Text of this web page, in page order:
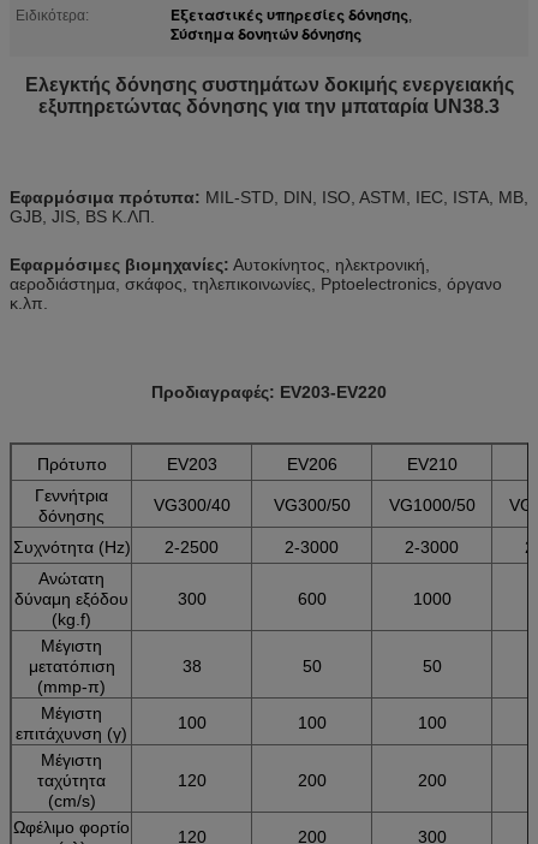
Ειδικότερα: Εξεταστικές υπηρεσίες δόνησης,
Σύστημα δονητών δόνησης
Ελεγκτής δόνησης συστημάτων δοκιμής ενεργειακής
εξυπηρετώντας δόνησης για την μπαταρία UN38.3
Εφαρμόσιμα πρότυπα: MIL-STD, DIN, ISO, ASTM, IEC, ISTA, ΜΒ,
GJB, JIS, BS Κ.ΛΠ.
Εφαρμόσιμες βιομηχανίες: Αυτοκίνητος, ηλεκτρονική,
αεροδιάστημα, σκάφος, τηλεπικοινωνίες, Pptoelectronics, όργανο
κ.λπ.
Προδιαγραφές: EV203-EV220
Πρότυπο EV203 EV206 EV210
Γεννήτρια
δόνησης
VG300/40 VG300/50 VG1000/50
Συχνότητα (Hz) 2-2500 2-3000 2-3000
Ανώτατη
δύναμη εξόδου
(kg.f)
300 600 1000
Μέγιστη
μετατόπιση
(mmp-π)
38 50 50
Μέγιστη
επιτάχυνση (γ)
100 100 100
Μέγιστη
ταχύτητα
(cm/s)
120 200 200
Ωφέλιμο φορτίο
120 200 300